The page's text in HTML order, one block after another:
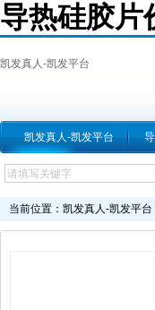
导热硅胶片
凯发真人-凯发平台
凯发真人-凯发平台
当前位置： 凯发真人-凯发平台